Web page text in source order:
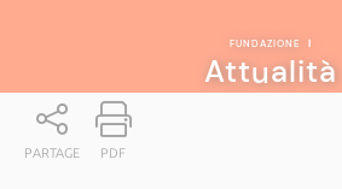
FUNDAZIONE |
Attualità
PARTAGE PDF